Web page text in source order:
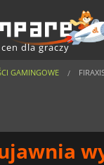
dla graczy
GAMINGOWE